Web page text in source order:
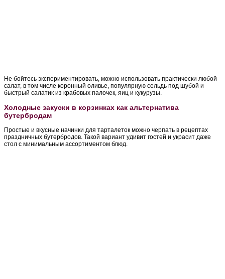
Не бойтесь экспериментировать, можно использовать практически любой
салат, в том числе коронный оливье, популярную сельдь под шубой и
быстрый салатик из крабовых палочек, яиц и кукурузы.
Холодные закуски в корзинках как альтернатива
бутербродам
Простые и вкусные начинки для тарталеток можно черпать в рецептах
праздничных бутербродов. Такой вариант удивит гостей и украсит даже
стол с минимальным ассортиментом блюд.